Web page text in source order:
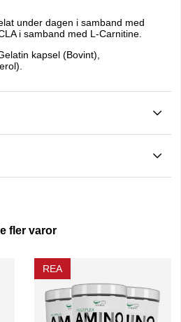
under dagen i samband med
i samband med L-Carnitine.
kapsel (Bovint),
fler varor
REA